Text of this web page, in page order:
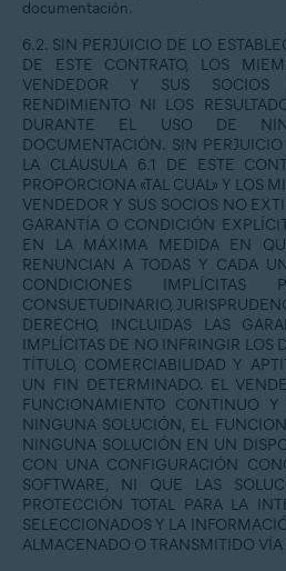
documentación.
6.2. SIN PERJUICIO DE LO
DE ESTE CONTRATO, LOS
VENDEDOR Y SUS
RENDIMIENTO NI LOS
DURANTE EL USO DE
DOCUMENTACIÓN. SIN
LA CLÁUSULA 6.1 DE ESTE
PROPORCIONA «TAL CUAL» Y LOS
VENDEDOR Y SUS SOCIOS NO
GARANTÍA O CONDICIÓN
EN LA MÁXIMA MEDIDA EN
RENUNCIAN A TODAS Y CADA
CONDICIONES IMPLÍCITAS
CONSUETUDINARIO,
DERECHO, INCLUIDAS LAS
IMPLÍCITAS DE NO INFRINGIR LOS
TÍTULO, COMERCIABILIDAD Y
UN FIN DETERMINADO. EL
FUNCIONAMIENTO CONTINUO
NINGUNA SOLUCIÓN, EL
NINGUNA SOLUCIÓN EN UN
CON UNA CONFIGURACIÓN
SOFTWARE, NI QUE LAS
PROTECCIÓN TOTAL PARA LA
SELECCIONADOS Y LA
ALMACENADO O TRANSMITIDO VÍA